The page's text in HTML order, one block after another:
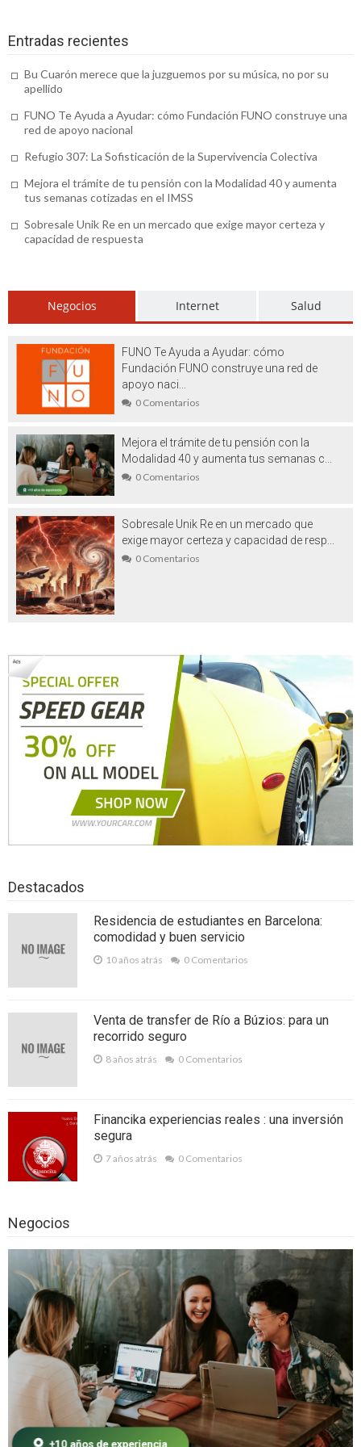
Accesorios alta resistencia (o cómo
agilizar tus obras)
un recorrido seguro
Concesionario SEAT en Tenerife: ¿qué
ofrece?
calzado que no debe faltar en su armario
antiarrugas de calidad
Ignifugaciones y mantenimiento de
materiales textiles
Vehículos de ocasión en venta en
Barcelona: un símbolo de la era actual
Washi tape es el aliado perfecto para tus
más geniales ideas manuales
Beneficios del marketing translation
Plástico PET: la gran revolución
Realizar viajes a la India exóticos:
Aventuras llenas de ambientes místico y
mágico
saber antes de comprarlo
Filtros de agua para casa: porque no
necesariamente es saludable
Distribuidor Televés son productos de
calidad para tu disfrute
Qué tener en cuenta a la hora de elegir
vital en la planificación
¿Qué tipo de puertas especiales elegir
para el interior de una oficina?
Los 5 regalos promocionales más
originales para tu empresa
Mosquiteras a medida, dile No a intrusos
no deseados
Las App de pago entre amigos… lo último
de lo último
Las carpas plegables son ideales para la
realización de cualquier evento
Destrucción de papel: ayudando al medio
ambiente
Curso de extensiones de pestañas, el
complemento perfecto para un maquillaje
hermoso
Las carpas plegables son parte del kit
Entradas recientes
Bu Cuarón merece que la juzguemos por su música, no por su
apellido
FUNO Te Ayuda a Ayudar: cómo Fundación FUNO construye una
red de apoyo nacional
Refugio 307: La Sofisticación de la Supervivencia Colectiva
Mejora el trámite de tu pensión con la Modalidad 40 y aumenta
tus semanas cotizadas en el IMSS
Sobresale Unik Re en un mercado que exige mayor certeza y
capacidad de respuesta
Negocios Internet Salud
FUNO Te Ayuda a Ayudar: cómo
Fundación FUNO construye una red de
apoyo naci...
0 Comentarios
Mejora el trámite de tu pensión con la
Modalidad 40 y aumenta tus semanas c...
0 Comentarios
Sobresale Unik Re en un mercado que
exige mayor certeza y capacidad de resp...
0 Comentarios
Destacados
Residencia de estudiantes en Barcelona:
comodidad y buen servicio
10 años atrás 0 Comentarios
Venta de transfer de Río a Búzios: para un
recorrido seguro
8 años atrás 0 Comentarios
Financika experiencias reales : una inversión
segura
7 años atrás 0 Comentarios
Negocios